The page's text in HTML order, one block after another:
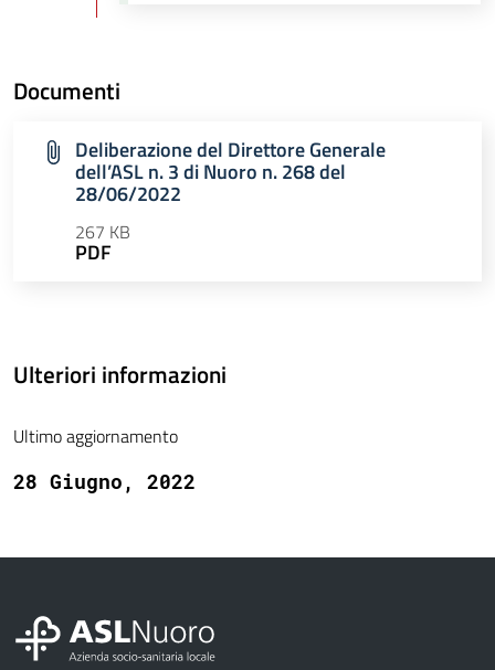
Documenti
Deliberazione del Direttore Generale
dell’ASL n. 3 di Nuoro n. 268 del
28/06/2022
267 KB
PDF
Ulteriori informazioni
Ultimo aggiornamento
28 Giugno, 2022